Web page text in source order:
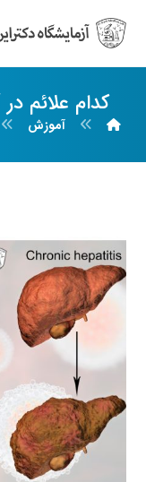
کدام علائم
آموزش